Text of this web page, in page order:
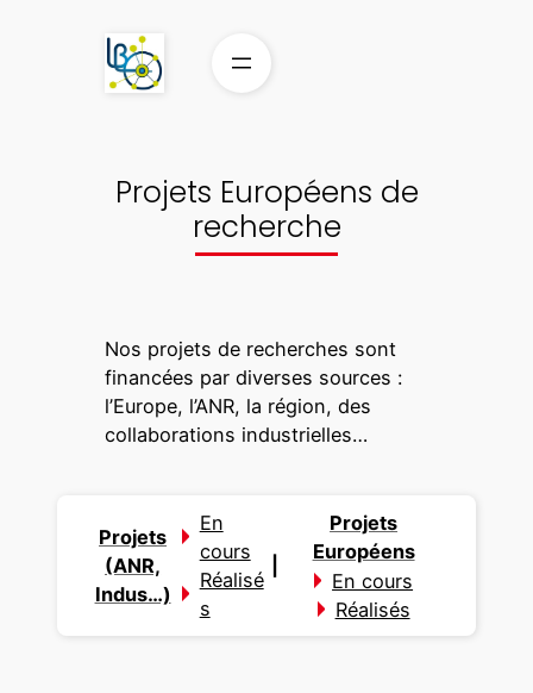
Projets Européens de
recherche
Nos projets de recherches sont
financées par diverses sources :
l’Europe, l’ANR, la région, des
collaborations industrielles…
Projets
(ANR,
Indus…)
En
cours
Réalisé
s
Projets
Européens
En cours
Réalisés